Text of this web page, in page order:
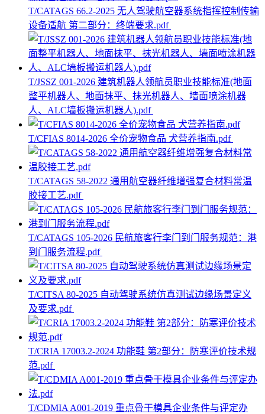
T/CATAGS 66.2-2025 无人驾驶航空器系统指挥控制传输
设备适航 第二部分：终端要求.pdf
T/JSSZ 001-2026 建筑机器人领航员职业技能标准(地面
整平机器人、地面抹平、抹光机器人、墙面喷涂机器
人、ALC墙板搬运机器人).pdf
T/CFIAS 8014-2026 全价宠物食品 犬营养指南.pdf
T/CATAGS 58-2022 通用航空器纤维增强复合材料常温
胶接工艺.pdf
T/CATAGS 105-2026 民航旅客行李门到门服务规范：港
到门服务流程.pdf
T/CITSA 80-2025 自动驾驶系统仿真测试边缘场景定义
及要求.pdf
T/CRIA 17003.2-2024 功能鞋 第2部分：防寒评价技术规
范.pdf
T/CDMIA A001-2019 重点骨干模具企业条件与评定办